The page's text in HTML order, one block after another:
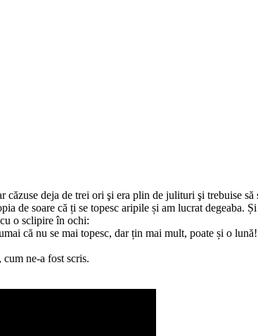
deja de trei ori şi era plin de julituri şi trebuise să
de soare că ți se topesc aripile și am lucrat degeaba.
o sclipire în ochi:
că nu se mai topesc, dar țin mai mult, poate și o
ne-a fost scris.